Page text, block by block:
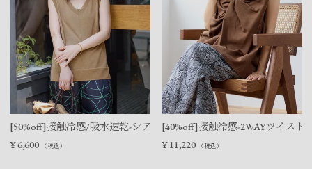
[50%off]接触冷感/吸水速乾-シアーVネックニットベスト
¥6,600 （税込）
[40%off]接触冷感-2WAYツイスト
¥ 11,220 （税込）